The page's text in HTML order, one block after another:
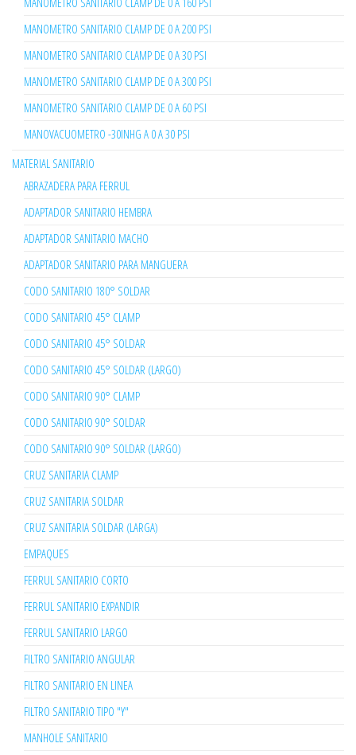
MANOMETRO SANITARIO CLAMP DE 0 A 200 PSI
MANOMETRO SANITARIO CLAMP DE 0 A 30 PSI
MANOMETRO SANITARIO CLAMP DE 0 A 300 PSI
MANOMETRO SANITARIO CLAMP DE 0 A 60 PSI
MANOVACUOMETRO -30INHG A 0 A 30 PSI
MATERIAL SANITARIO
ABRAZADERA PARA FERRUL
ADAPTADOR SANITARIO HEMBRA
ADAPTADOR SANITARIO MACHO
ADAPTADOR SANITARIO PARA MANGUERA
CODO SANITARIO 180° SOLDAR
CODO SANITARIO 45° CLAMP
CODO SANITARIO 45° SOLDAR
CODO SANITARIO 45° SOLDAR (LARGO)
CODO SANITARIO 90° CLAMP
CODO SANITARIO 90° SOLDAR
CODO SANITARIO 90° SOLDAR (LARGO)
CRUZ SANITARIA CLAMP
CRUZ SANITARIA SOLDAR
CRUZ SANITARIA SOLDAR (LARGA)
EMPAQUES
FERRUL SANITARIO CORTO
FERRUL SANITARIO EXPANDIR
FERRUL SANITARIO LARGO
FILTRO SANITARIO ANGULAR
FILTRO SANITARIO EN LINEA
FILTRO SANITARIO TIPO "Y"
MANHOLE SANITARIO